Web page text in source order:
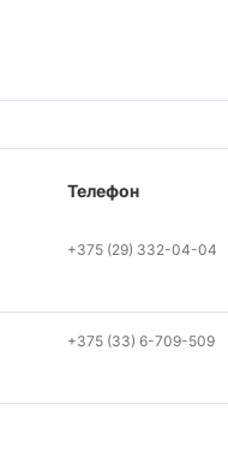
Телефон
+375 (29) 332-04-04
+375 (33) 6-709-509